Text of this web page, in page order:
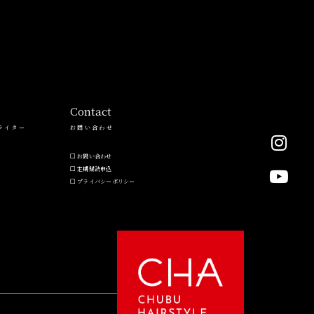
イター
Contact
お問い合わせ
お問い合わせ
定期購読申込
プライバシーポリシー